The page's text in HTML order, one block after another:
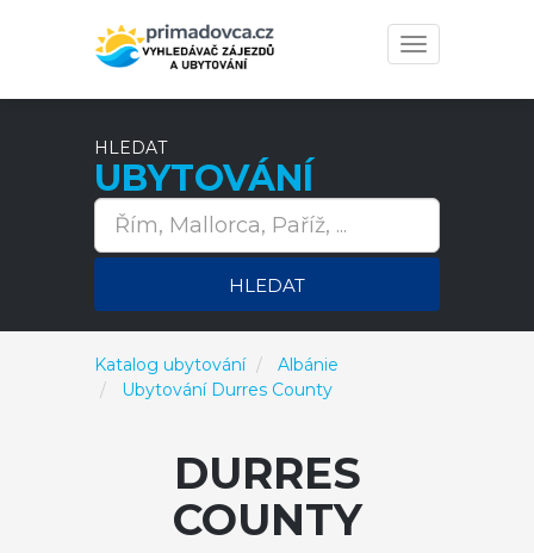
Toggle
navigation
HLEDAT
UBYTOVÁNÍ
HLEDAT
Katalog ubytování
Albánie
Ubytování Durres County
DURRES
COUNTY